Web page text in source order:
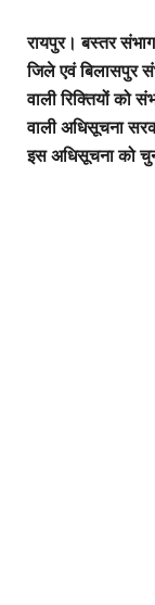
रायपुर। बस्तर
जिले एवं बिलासपुर
वाली रिक्तियों को
वाली अधिसूचना
इस अधिसूचना को